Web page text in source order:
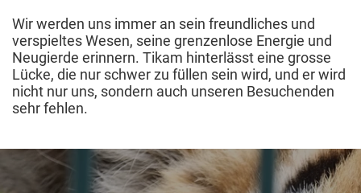
Wir werden uns immer an sein freundliches und
verspieltes Wesen, seine grenzenlose Energie und
Neugierde erinnern. Tikam hinterlässt eine grosse
Lücke, die nur schwer zu füllen sein wird, und er wird
nicht nur uns, sondern auch unseren Besuchenden
sehr fehlen.